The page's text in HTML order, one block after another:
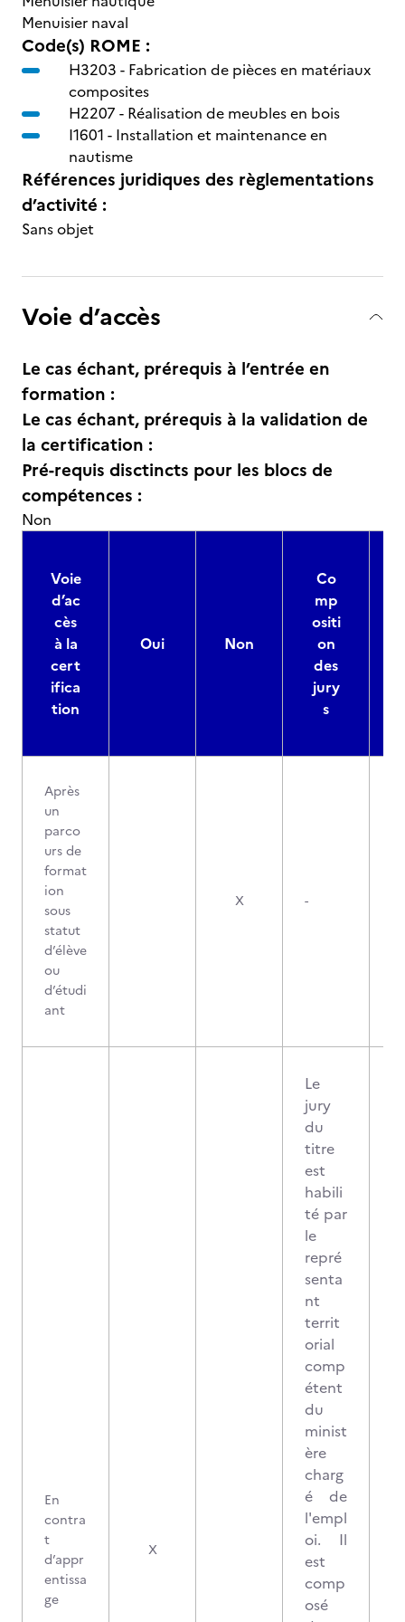
Menuisier naval
Code(s) ROME :
H3203 - Fabrication de pièces en matériaux
composites
H2207 - Réalisation de meubles en bois
I1601 - Installation et maintenance en
nautisme
Références juridiques des règlementations
d’activité :
Sans objet
Voie d’accès
Le cas échant, prérequis à l’entrée en
formation :
Le cas échant, prérequis à la validation de
la certification :
Pré-requis disctincts pour les blocs de
compétences :
Non
Voie
d’ac
cès
à la
cert
ifica
tion
Oui Non
Co
mp
ositi
on
des
jury
s
Après
un
parco
urs de
format
ion
sous
statut
d’élève
ou
d’étudi
ant
X -
En
contra
t
d’appr
entissa
ge
X
Le
jury
du
titre
est
habili
té par
le
repré
senta
nt
territ
orial
comp
étent
du
minist
ère
charg
é de
l'empl
oi. Il
est
comp
osé